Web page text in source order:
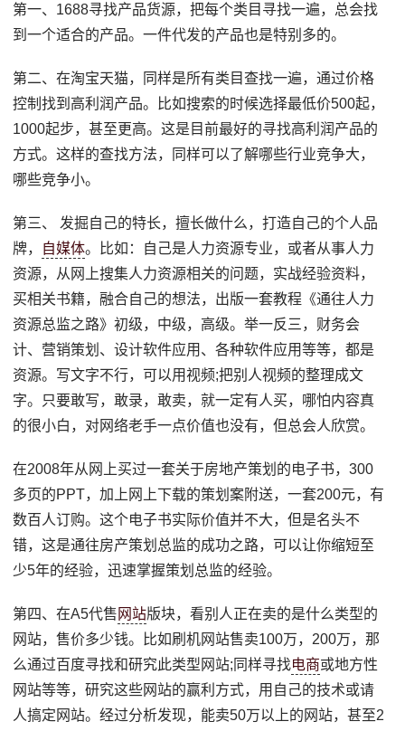
第一、1688寻找产品货源，把每个类目寻找一遍，总会找
到一个适合的产品。一件代发的产品也是特别多的。
第二、在淘宝天猫，同样是所有类目查找一遍，通过价格
控制找到高利润产品。比如搜索的时候选择最低价500起，
1000起步，甚至更高。这是目前最好的寻找高利润产品的
方式。这样的查找方法，同样可以了解哪些行业竞争大，
哪些竞争小。
第三、 发掘自己的特长，擅长做什么，打造自己的个人品
牌， 自媒体。比如：自己是人力资源专业，或者从事人力
资源，从网上搜集人力资源相关的问题，实战经验资料，
买相关书籍，融合自己的想法，出版一套教程《通往人力
资源总监之路》初级，中级，高级。举一反三，财务会
计、营销策划、设计软件应用、各种软件应用等等，都是
资源。写文字不行，可以用视频;把别人视频的整理成文
字。只要敢写，敢录，敢卖，就一定有人买，哪怕内容真
的很小白，对网络老手一点价值也没有，但总会人欣赏。
在2008年从网上买过一套关于房地产策划的电子书，300
多页的PPT，加上网上下载的策划案附送，一套200元，有
数百人订购。这个电子书实际价值并不大，但是名头不
错，这是通往房产策划总监的成功之路，可以让你缩短至
少5年的经验，迅速掌握策划总监的经验。
第四、在A5代售 网站版块，看别人正在卖的是什么类型的
网站，售价多少钱。比如刷机网站售卖100万，200万，那
么通过百度寻找和研究此类型网站;同样寻找电商或地方性
网站等等，研究这些网站的赢利方式，用自己的技术或请
人搞定网站。经过分析发现，能卖50万以上的网站，甚至2